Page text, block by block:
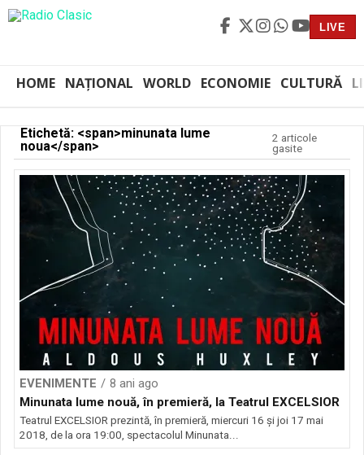
LIVE
HOME NAȚIONAL WORLD ECONOMIE CULTURĂ
Etichetă: <span>minunata lume
noua</span>
2 articole
gasite
EVENIMENTE
8 ani ago
Minunata lume nouă, în premieră, la Teatrul EXCELSIOR
Teatrul EXCELSIOR prezintă, în premieră, miercuri 16 și joi 17 mai
2018, de la ora 19:00, spectacolul Minunata...